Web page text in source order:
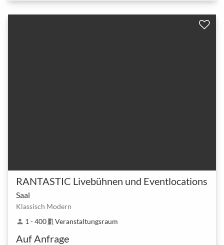
RANTASTIC Livebühnen und Eventlocations
Saal
Klassisch Modern
person 1 - 400meeting_room Veranstaltungsraum
Auf Anfrage